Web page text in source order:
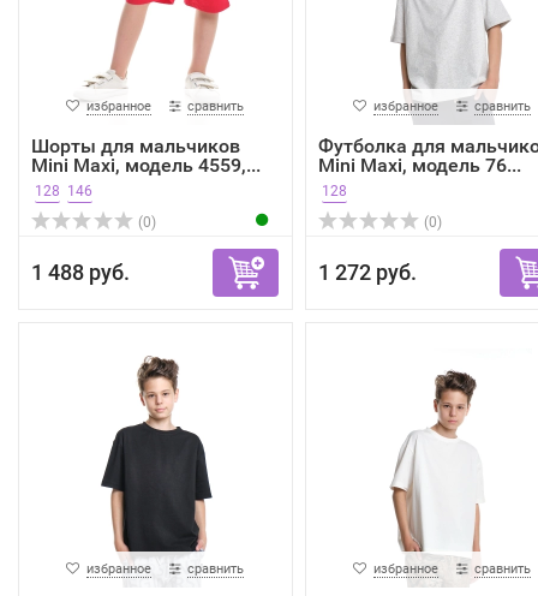
избранное сравнить
Шорты для мальчиков
Mini Maxi, модель 4559,...
128 146
(0)
1 488 руб.
избранное сравнить
Футболка для
Mini Maxi, модель 76...
128
(0)
1 272 руб.
избранное сравнить избранное сравнить